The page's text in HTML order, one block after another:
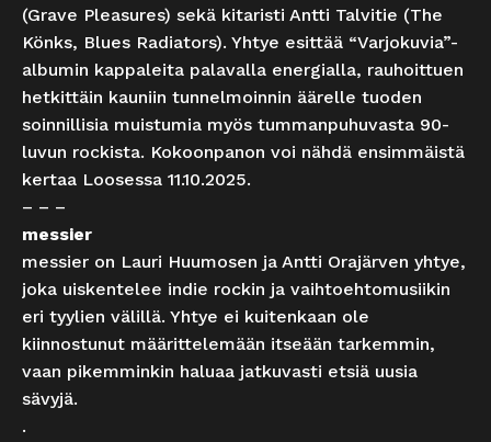
(Grave Pleasures) sekä kitaristi Antti Talvitie (The
Könks, Blues Radiators). Yhtye esittää “Varjokuvia”-
albumin kappaleita palavalla energialla, rauhoittuen
hetkittäin kauniin tunnelmoinnin äärelle tuoden
soinnillisia muistumia myös tummanpuhuvasta 90-
luvun rockista. Kokoonpanon voi nähdä ensimmäistä
kertaa Loosessa 11.10.2025.
– – –
messier
messier on Lauri Huumosen ja Antti Orajärven yhtye,
joka uiskentelee indie rockin ja vaihtoehtomusiikin
eri tyylien välillä. Yhtye ei kuitenkaan ole
kiinnostunut määrittelemään itseään tarkemmin,
vaan pikemminkin haluaa jatkuvasti etsiä uusia
sävyjä.
.